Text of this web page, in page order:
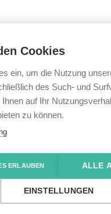
Mobilität im Alltag
Alltag
Cookies
ein, um die Nutzung
des Such- und
auf Ihr
zu können.
ERLAUBEN ALLE
EINSTELLUNGEN